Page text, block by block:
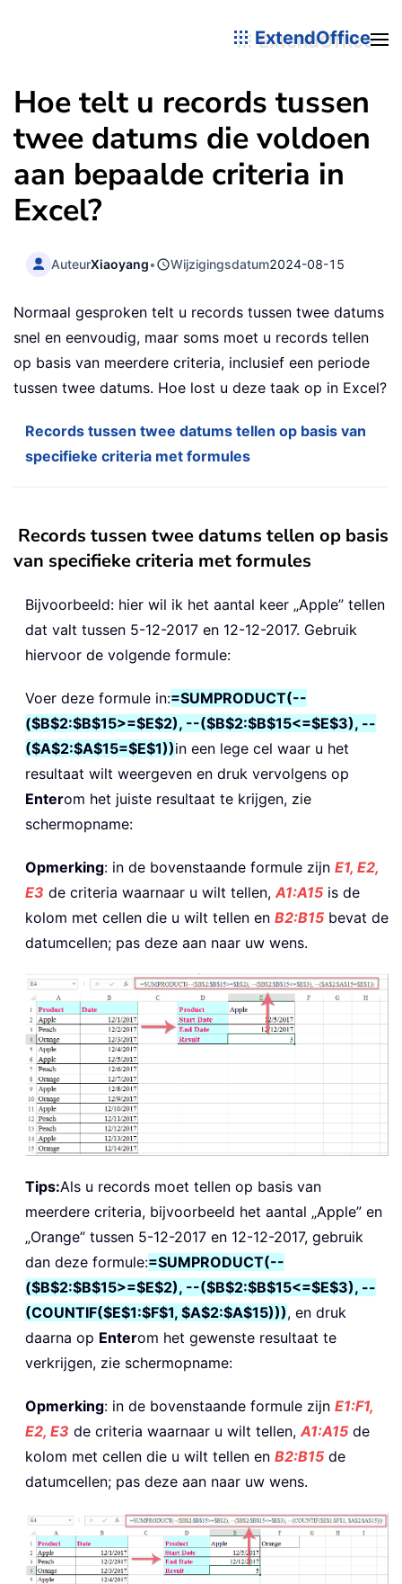
ExtendOffice
Hoe telt u records tussen
twee datums die voldoen
aan bepaalde criteria in
Excel?
AuteurXiaoyang• Wijzigingsdatum2024-08-15
Normaal gesproken telt u records tussen twee datums
snel en eenvoudig, maar soms moet u records tellen
op basis van meerdere criteria, inclusief een periode
tussen twee datums. Hoe lost u deze taak op in Excel?
Records tussen twee datums tellen op basis van
specifieke criteria met formules
Records tussen twee datums tellen op basis
van specifieke criteria met formules
Bijvoorbeeld: hier wil ik het aantal keer „Apple” tellen
dat valt tussen 5-12-2017 en 12-12-2017. Gebruik
hiervoor de volgende formule:
Voer deze formule in:=SUMPRODUCT(--
($B$2:$B$15>=$E$2), --($B$2:$B$15<=$E$3), --
($A$2:$A$15=$E$1))in een lege cel waar u het
resultaat wilt weergeven en druk vervolgens op
Enterom het juiste resultaat te krijgen, zie
schermopname:
Opmerking: in de bovenstaande formule zijn E1, E2,
E3 de criteria waarnaar u wilt tellen, A1:A15 is de
kolom met cellen die u wilt tellen en B2:B15 bevat de
datumcellen; pas deze aan naar uw wens.
Tips:Als u records moet tellen op basis van
meerdere criteria, bijvoorbeeld het aantal „Apple” en
„Orange” tussen 5-12-2017 en 12-12-2017, gebruik
dan deze formule:=SUMPRODUCT(--
($B$2:$B$15>=$E$2), --($B$2:$B$15<=$E$3), --
(COUNTIF($E$1:$F$1, $A$2:$A$15))), en druk
daarna op Enterom het gewenste resultaat te
verkrijgen, zie schermopname:
Opmerking: in de bovenstaande formule zijn E1:F1,
E2, E3 de criteria waarnaar u wilt tellen, A1:A15 de
kolom met cellen die u wilt tellen en B2:B15 de
datumcellen; pas deze aan naar uw wens.